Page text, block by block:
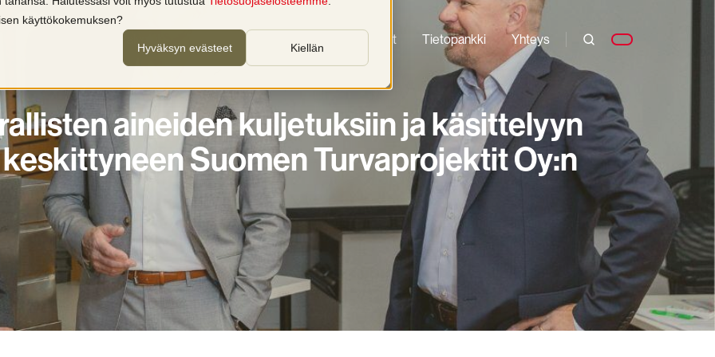
käyttökokemuksen?
Hyväksyn evästeet Kiellän
Palvelut Toimialat Tietopankki Yhteys
aineiden kuljetuksiin ja käsittelyyn
Suomen Turvaprojektit Oy:n